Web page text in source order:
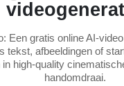
Een gratis online AI-
tekst, afbeeldingen of
high-quality
handomdraai.